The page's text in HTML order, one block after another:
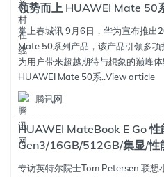
领势而上 HUAWEI Mate 50
掌上春城讯 9月6日，华为宣布推出
Mate 50系列产品，该产品引领多
为用户带来超越期待与想象的巅峰体
HUAWEI Mate 50系..View article
腾讯网
HUAWEI MateBook E Go 性
Gen3/16GB/512GB/集显/性
专访英特尔院士Tom Petersen 联